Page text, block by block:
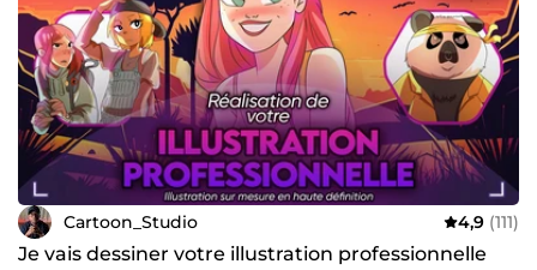
Cartoon_Studio 4,9 (111)
Je vais dessiner votre illustration professionnelle